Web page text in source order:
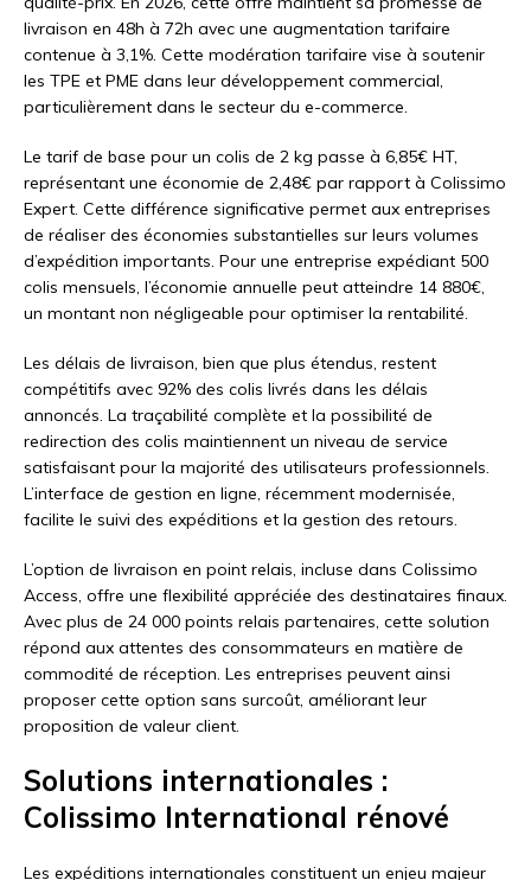
livraison en 48h à 72h avec une augmentation tarifaire
contenue à 3,1%. Cette modération tarifaire vise à soutenir
les TPE et PME dans leur développement commercial,
particulièrement dans le secteur du e-commerce.
Le tarif de base pour un colis de 2 kg passe à 6,85€ HT,
représentant une économie de 2,48€ par rapport à Colissimo
Expert. Cette différence significative permet aux entreprises
de réaliser des économies substantielles sur leurs volumes
d’expédition importants. Pour une entreprise expédiant 500
colis mensuels, l’économie annuelle peut atteindre 14 880€,
un montant non négligeable pour optimiser la rentabilité.
Les délais de livraison, bien que plus étendus, restent
compétitifs avec 92% des colis livrés dans les délais
annoncés. La traçabilité complète et la possibilité de
redirection des colis maintiennent un niveau de service
satisfaisant pour la majorité des utilisateurs professionnels.
L’interface de gestion en ligne, récemment modernisée,
facilite le suivi des expéditions et la gestion des retours.
L’option de livraison en point relais, incluse dans Colissimo
Access, offre une flexibilité appréciée des destinataires finaux.
Avec plus de 24 000 points relais partenaires, cette solution
répond aux attentes des consommateurs en matière de
commodité de réception. Les entreprises peuvent ainsi
proposer cette option sans surcoût, améliorant leur
proposition de valeur client.
Solutions internationales :
Colissimo International rénové
Les expéditions internationales constituent un enjeu majeur